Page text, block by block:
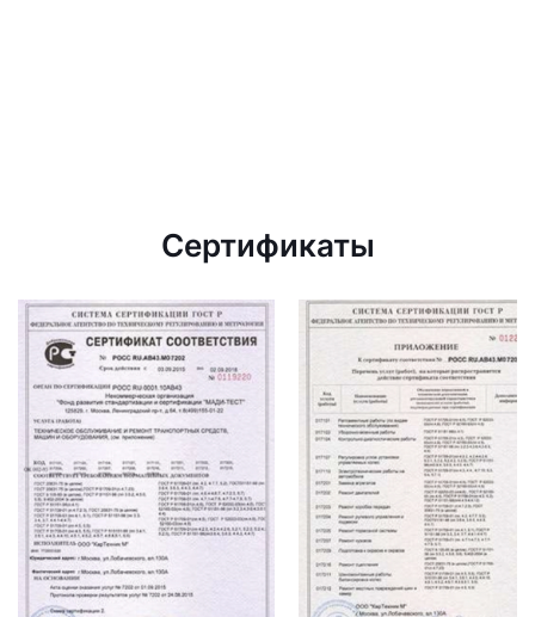
Сертификаты